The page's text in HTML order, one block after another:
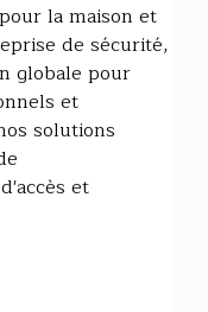
la maison et
de sécurité,
globale pour
et
solutions
et